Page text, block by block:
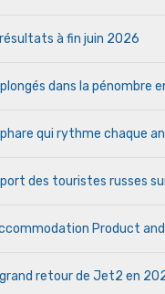
à fin juin 2026
dans la pénombre
qui rythme chaque
des touristes russes
Product
retour de Jet2 en